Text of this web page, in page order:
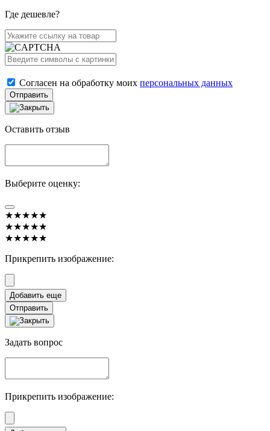
Где дешевле?
Согласен на обработку моих персональных данных
Отправить
Оставить отзыв
Выберите оценку:
★★★★★
★★★★★
★★★★★
Прикрепить изображение:
Отправить
Задать вопрос
Прикрепить изображение: